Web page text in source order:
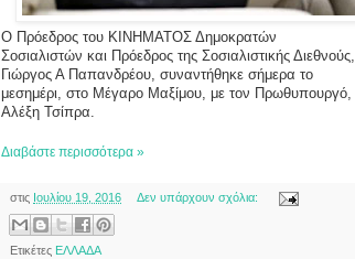
Ο Πρόεδρος του ΚΙΝΗΜΑΤΟΣ Δημοκρατών
Σοσιαλιστών και Πρόεδρος της Σοσιαλιστικής Διεθνούς,
Γιώργος Α Παπανδρέου, συναντήθηκε σήμερα το
μεσημέρι, στο Μέγαρο Μαξίμου, με τον Πρωθυπουργό,
Αλέξη Τσίπρα.
Διαβάστε περισσότερα »
στις Ιουλίου 19, 2016 Δεν υπάρχουν σχόλια:
Ετικέτες ΕΛΛΑΔΑ